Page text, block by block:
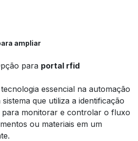
ampliar
para portal rfid
essencial na automação
que utiliza a identificação
monitorar e controlar o fluxo
ou materiais em um